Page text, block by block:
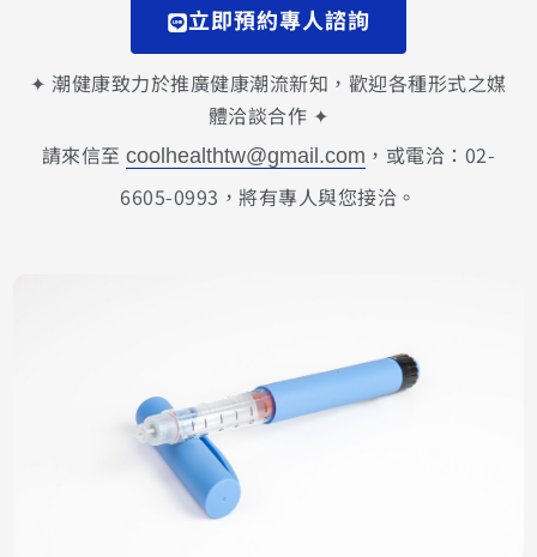
立即預約專人諮詢
✦ 潮健康致力於推廣健康潮流新知，歡迎各種形式之媒
體洽談合作 ✦
請來信至coolhealthtw@gmail.com ，或電洽：02-
6605-0993，將有專人與您接洽。